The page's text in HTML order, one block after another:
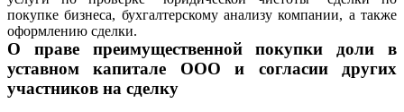
покупке бизнеса, бухгалтерскому анализу компании, а также
оформлению сделки.
О праве преимущественной покупки доли в
уставном капитале ООО и согласии других
участников на сделку